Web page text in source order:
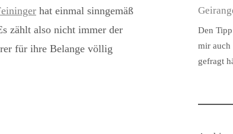
hat einmal sinngemäß
zählt also nicht immer der
für ihre Belange völlig
Den
mir auch
gefragt